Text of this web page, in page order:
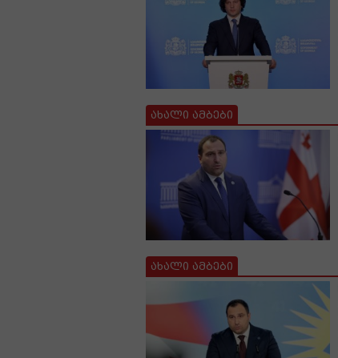
ახალი ამბები
ახალი ამბები